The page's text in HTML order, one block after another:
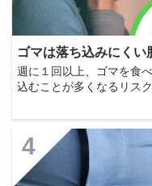
ゴマは落ち込みにくい
週に１回以上、ゴマを食
込むことが多くなるリス
4